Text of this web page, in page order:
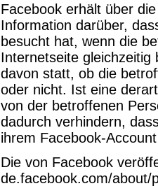
Facebook erhält über
Information darüber,
besucht hat, wenn die
Internetseite gleichzeitig
davon statt, ob die
oder nicht. Ist eine
von der betroffenen
dadurch verhindern,
ihrem Facebook-
Die von Facebook
de.facebook.com/about/